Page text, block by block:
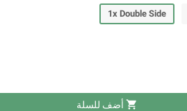
1x Double Side
shopping_cart أضف للسلة